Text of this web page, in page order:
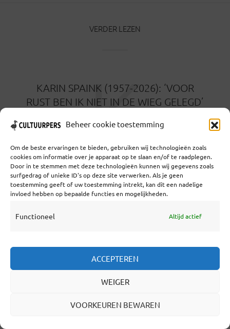
Beheer cookie toestemming
Om de beste ervaringen te bieden, gebruiken wij technologieën zoals
cookies om informatie over je apparaat op te slaan en/of te raadplegen.
Door in te stemmen met deze technologieën kunnen wij gegevens zoals
surfgedrag of unieke ID's op deze site verwerken. Als je geen
toestemming geeft of uw toestemming intrekt, kan dit een nadelige
invloed hebben op bepaalde functies en mogelijkheden.
Functioneel Altijd actief
ACCEPTEREN
WEIGER
VOORKEUREN BEWAREN
VERDER LEZEN
KARIN SPAINK (1957-2026): ‘VOOR
RUST BEN IK NIET IN DE WIEG GELEGD’
K
ANTÓNIO LOBO ANTUNES (1942-2026):
‘IK HEB GEEN ANTWOORDEN, IK HEB
A
CLEOPATRA EEN SLET WAS, IS ABSURD’
9 MAANDEN GELEDEN
N